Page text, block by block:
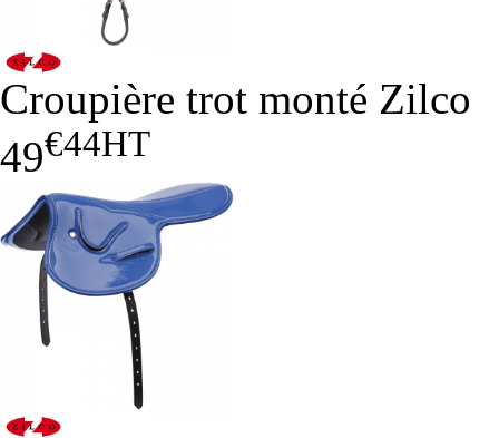
Croupière trot monté Zilco
49€44HT